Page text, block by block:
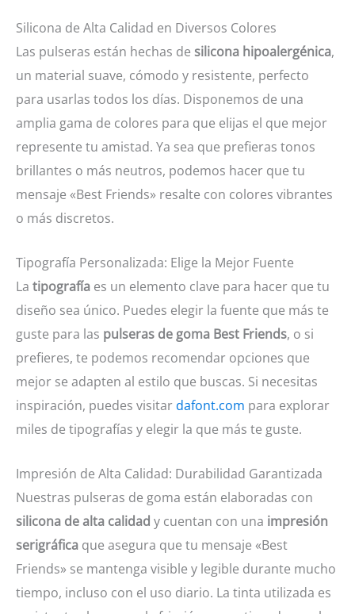
Silicona de Alta Calidad en Diversos Colores
Las pulseras están hechas de silicona hipoalergénica,
un material suave, cómodo y resistente, perfecto
para usarlas todos los días. Disponemos de una
amplia gama de colores para que elijas el que mejor
represente tu amistad. Ya sea que prefieras tonos
brillantes o más neutros, podemos hacer que tu
mensaje «Best Friends» resalte con colores vibrantes
o más discretos.
Tipografía Personalizada: Elige la Mejor Fuente
La tipografía es un elemento clave para hacer que tu
diseño sea único. Puedes elegir la fuente que más te
guste para las pulseras de goma Best Friends, o si
prefieres, te podemos recomendar opciones que
mejor se adapten al estilo que buscas. Si necesitas
inspiración, puedes visitardafont.com para explorar
miles de tipografías y elegir la que más te guste.
Impresión de Alta Calidad: Durabilidad Garantizada
Nuestras pulseras de goma están elaboradas con
silicona de alta calidad y cuentan con una impresión
serigráfica que asegura que tu mensaje «Best
Friends» se mantenga visible y legible durante mucho
tiempo, incluso con el uso diario. La tinta utilizada es